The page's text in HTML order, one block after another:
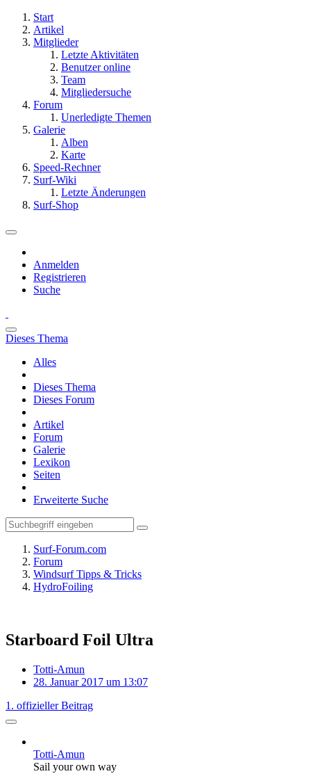
Start
Artikel
Mitglieder
Letzte Aktivitäten
Benutzer online
Team
Mitgliedersuche
Forum
Unerledigte Themen
Galerie
Alben
Karte
Speed-Rechner
Surf-Wiki
Letzte Änderungen
Surf-Shop
Anmelden
Registrieren
Suche
Dieses Thema
Alles
Dieses Thema
Dieses Forum
Artikel
Forum
Galerie
Lexikon
Seiten
Erweiterte Suche
Surf-Forum.com
Forum
Windsurf Tipps & Tricks
HydroFoiling
Starboard Foil Ultra
Totti-Amun
28. Januar 2017 um 13:07
1. offizieller Beitrag
Totti-Amun
Sail your own way